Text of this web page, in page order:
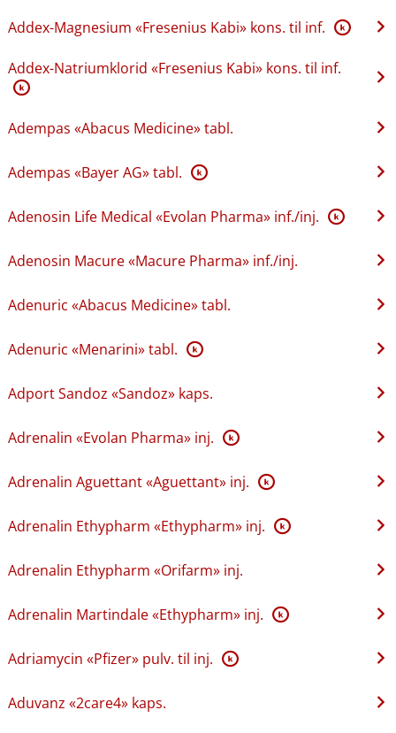
Addex-Magnesium «Fresenius Kabi» kons. til inf. K
Addex-Natriumklorid «Fresenius Kabi» kons. til inf.
K
Adempas «Abacus Medicine» tabl.
Adempas «Bayer AG» tabl. K
Adenosin Life Medical «Evolan Pharma» inf.​/​inj. K
Adenosin Macure «Macure Pharma» inf.​/​inj.
Adenuric «Abacus Medicine» tabl.
Adenuric «Menarini» tabl. K
Adport Sandoz «Sandoz» kaps.
Adrenalin «Evolan Pharma» inj. K
Adrenalin Aguettant «Aguettant» inj. K
Adrenalin Ethypharm «Ethypharm» inj. K
Adrenalin Ethypharm «Orifarm» inj.
Adrenalin Martindale «Ethypharm» inj. K
Adriamycin «Pfizer» pulv. til inj. K
Aduvanz «2care4» kaps.